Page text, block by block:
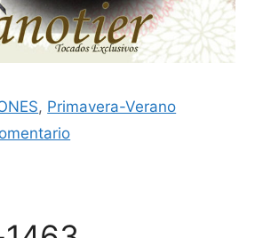
, Primavera-Verano